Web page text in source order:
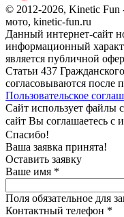
© 2012-2026, Kinetic Fun
мото, kinetic-fun.ru
Данный интернет-сайт
информационный
является публичной
Статьи 437
согласовываются после
Пользовательское
Сайт использует файлы
сайт Вы соглашаетесь с
Спасибо!
Ваша заявка принята!
Оставить заявку
Ваше имя *
Поля обязательное для
Контактный телефон *